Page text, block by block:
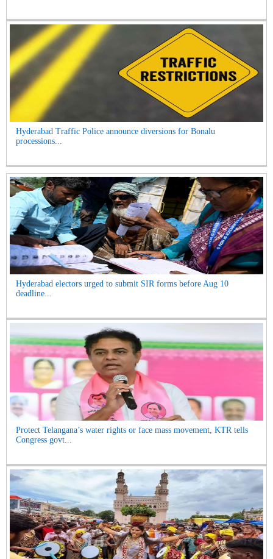
Hyderabad Traffic Police announce diversions for Bonalu
processions...
Hyderabad electors urged to submit SIR forms before Aug 10
deadline...
Protect Telangana’s water rights or face mass movement, KTR tells
Congress govt...